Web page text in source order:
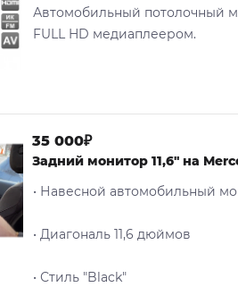
Автомобильный потолочный
FULL HD медиаплеером.
35 000₽
Задний монитор 11,6" на
• Навесной автомобильный
• Диагональ 11,6 дюймов
• Стиль "Black"